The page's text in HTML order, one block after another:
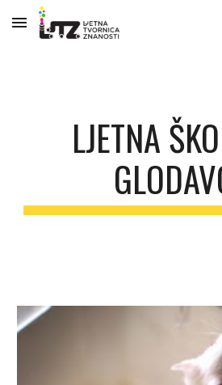
Skip to main content
LJETNA